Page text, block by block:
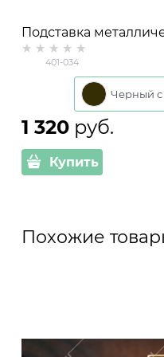
Подставка
напольная на 1
D=22см
401-034
1 320 руб.
Купить
Похожие